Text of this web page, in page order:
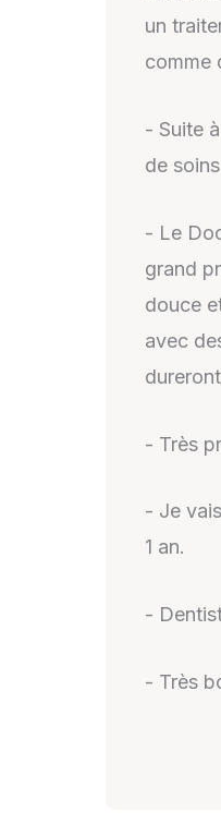
un
comme
- Suite
de
- Le
grand
douce
avec
- Très
- Je
1 an.
-
- Très